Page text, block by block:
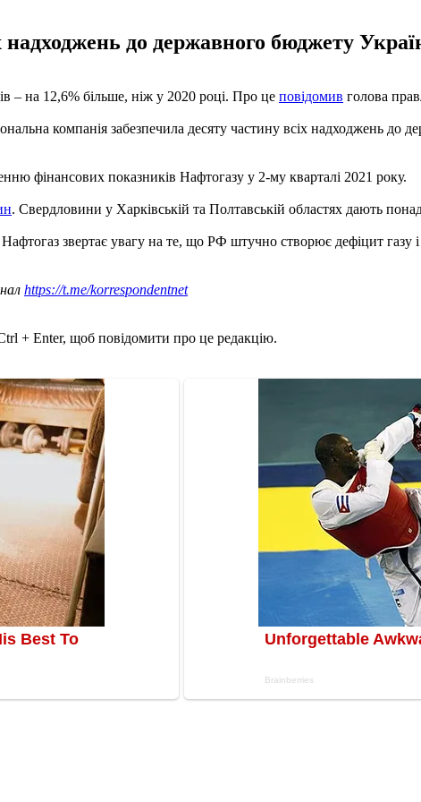
надходжень до державного бюджету
– на 12,6% більше, ніж у 2020 році. Про це повідомив голова
компанія забезпечила десяту частину всіх надходжень
фінансових показників Нафтогазу у 2-му кварталі 2021 року.
. Свердловини у Харківській та Полтавській областях дають
Нафтогаз звертає увагу на те, що РФ штучно створює дефіцит
https://t.me/korrespondentnet
+ Enter, щоб повідомити про це редакцію.